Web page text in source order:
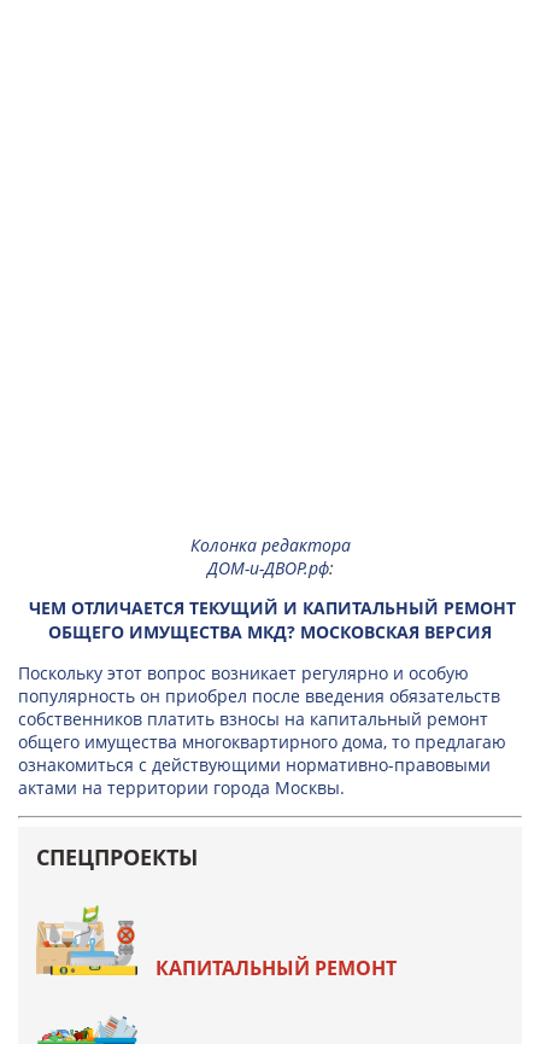
Колонка редактора
ДОМ-и-ДВОР.рф:
ЧЕМ ОТЛИЧАЕТСЯ ТЕКУЩИЙ И КАПИТАЛЬНЫЙ РЕМОНТ
ОБЩЕГО ИМУЩЕСТВА МКД? МОСКОВСКАЯ ВЕРСИЯ
Поскольку этот вопрос возникает регулярно и особую
популярность он приобрел после введения обязательств
собственников платить взносы на капитальный ремонт
общего имущества многоквартирного дома, то предлагаю
ознакомиться с действующими нормативно-правовыми
актами на территории города Москвы.
СПЕЦПРОЕКТЫ
КАПИТАЛЬНЫЙ РЕМОНТ